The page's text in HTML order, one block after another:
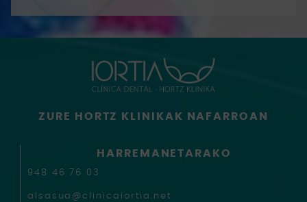
ZURE HORTZ KLINIKAK NAFARROAN
HARREMANETARAKO
948 46 76 03
alsasua@clinicaiortia.net